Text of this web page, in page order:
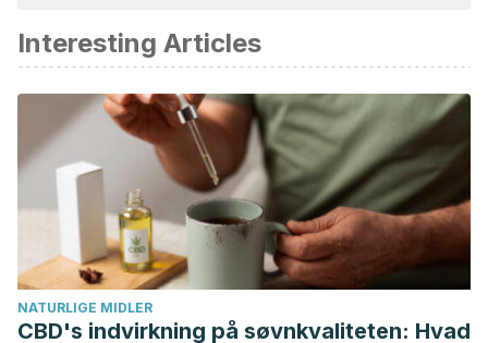
ArtículoBBC Mundo: “10 zonas del hogar que acumulan
más gérmenes”
“Cleaning”artículoen la web Public Health and Safety
Organization
“International Houselhold Germ Study”,estudiode la Public
Health and Safety Organization
Interesting Articles
NATURLIGE MIDLER
CBD's indvirkning på søvnkvaliteten: Hvad